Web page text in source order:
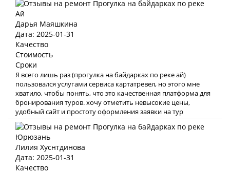
Дарья Маяшкина
Дата: 2025-01-31
Качество
Стоимость
Сроки
Я всего лишь раз (прогулка на байдарках по реке ай)
пользовался услугами сервиса картатревел, но этого мне
хватило, чтобы понять, что это качественная платформа для
бронирования туров. хочу отметить невысокие цены,
удобный сайт и простоту оформления заявки на тур
Лилия Хуснтдинова
Дата: 2025-01-31
Качество